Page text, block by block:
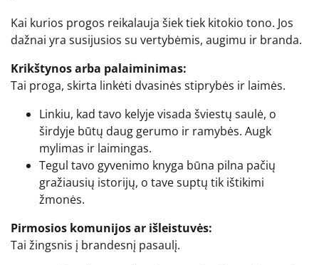
Kai kurios progos reikalauja šiek tiek kitokio tono. Jos
dažnai yra susijusios su vertybėmis, augimu ir branda.
Krikštynos arba palaiminimas:
Tai proga, skirta linkėti dvasinės stiprybės ir laimės.
Linkiu, kad tavo kelyje visada šviestų saulė, o
širdyje būtų daug gerumo ir ramybės. Augk
mylimas ir laimingas.
Tegul tavo gyvenimo knyga būna pilna pačių
gražiausių istorijų, o tave suptų tik ištikimi
žmonės.
Pirmosios komunijos ar išleistuvės:
Tai žingsnis į brandesnį pasaulį.